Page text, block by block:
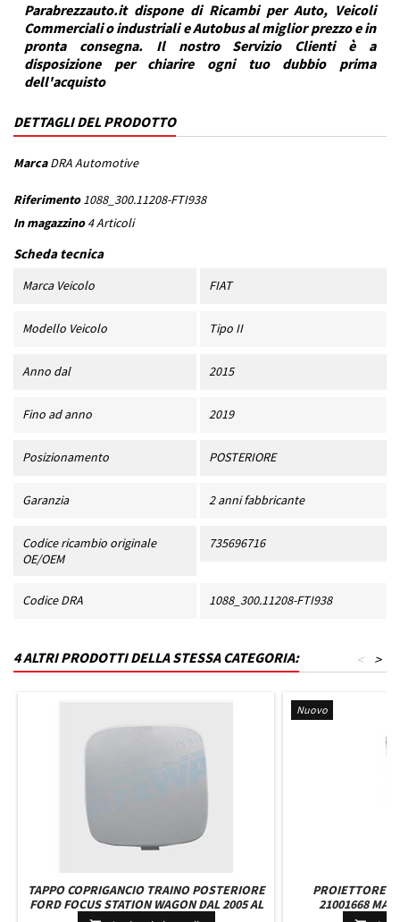
Parabrezzauto.it dispone di Ricambi per Auto, Veicoli
Commerciali o industriali e Autobus al miglior prezzo e in
pronta consegna. Il nostro Servizio Clienti è a
disposizione per chiarire ogni tuo dubbio prima
dell'acquisto
DETTAGLI DEL PRODOTTO
Marca DRA Automotive
Riferimento 1088_300.11208-FTI938
In magazzino 4 Articoli
Scheda tecnica
Marca Veicolo FIAT
Modello Veicolo Tipo II
Anno dal 2015
Fino ad anno 2019
Posizionamento POSTERIORE
Garanzia 2 anni fabbricante
Codice ricambio originale
OE/OEM
735696716
Codice DRA 1088_300.11208-FTI938
4 ALTRI PRODOTTI DELLA STESSA CATEGORIA: >
<
TAPPO COPRIGANCIO TRAINO POSTERIORE
FORD FOCUS STATION WAGON DAL 2005 AL
Nuovo
PROIETTORE
21001668